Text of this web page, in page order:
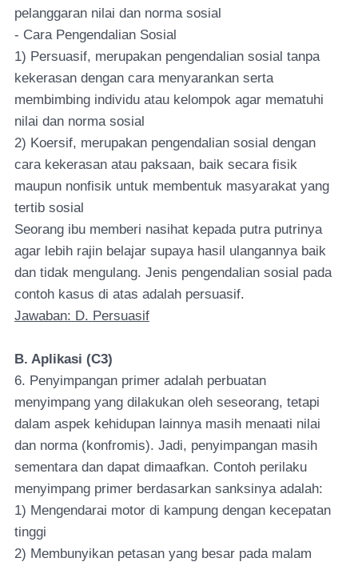
pelanggaran nilai dan norma sosial
- Cara Pengendalian Sosial
1) Persuasif, merupakan pengendalian sosial tanpa
kekerasan dengan cara menyarankan serta
membimbing individu atau kelompok agar mematuhi
nilai dan norma sosial
2) Koersif, merupakan pengendalian sosial dengan
cara kekerasan atau paksaan, baik secara fisik
maupun nonfisik untuk membentuk masyarakat yang
tertib sosial
Seorang ibu memberi nasihat kepada putra putrinya
agar lebih rajin belajar supaya hasil ulangannya baik
dan tidak mengulang. Jenis pengendalian sosial pada
contoh kasus di atas adalah persuasif.
Jawaban: D. Persuasif
B. Aplikasi (C3)
6. Penyimpangan primer adalah perbuatan
menyimpang yang dilakukan oleh seseorang, tetapi
dalam aspek kehidupan lainnya masih menaati nilai
dan norma (konfromis). Jadi, penyimpangan masih
sementara dan dapat dimaafkan. Contoh perilaku
menyimpang primer berdasarkan sanksinya adalah:
1) Mengendarai motor di kampung dengan kecepatan
tinggi
2) Membunyikan petasan yang besar pada malam